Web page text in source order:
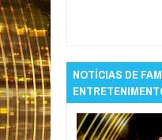
NOTÍCIAS DE